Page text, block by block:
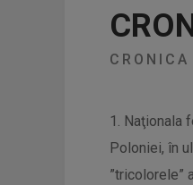
1. Naţionala
Poloniei, în
”tricolorele”